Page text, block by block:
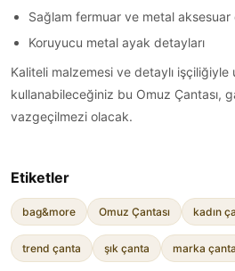
Sağlam fermuar ve metal aksesuar
Koruyucu metal ayak detayları
Kaliteli malzemesi ve detaylı işçiliğiyle
kullanabileceğiniz bu Omuz Çantası,
vazgeçilmezi olacak.
Etiketler
bag&more Omuz Çantası kadın
trend çanta şık çanta marka çanta